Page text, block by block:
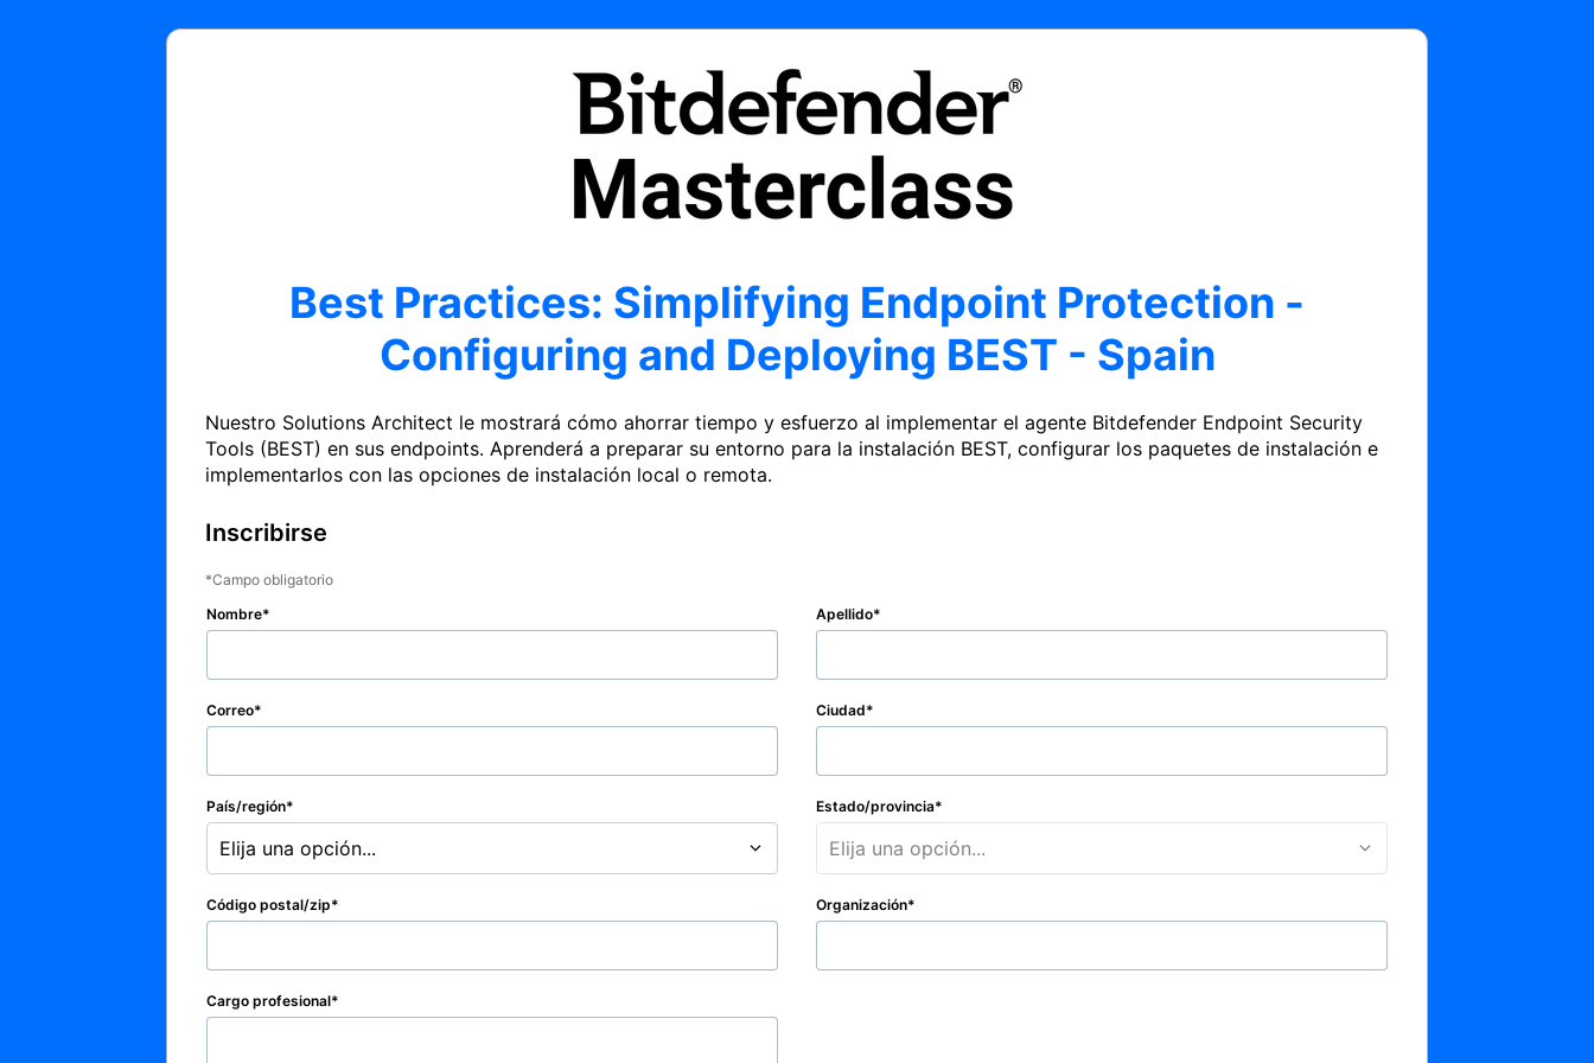
Best Practices: Simplifying Endpoint Protection -
Configuring and Deploying BEST - Spain
Nuestro Solutions Architect le mostrará cómo ahorrar tiempo y esfuerzo al implementar el agente Bitdefender Endpoint Security
Tools (BEST) en sus endpoints. Aprenderá a preparar su entorno para la instalación BEST, configurar los paquetes de instalación e
implementarlos con las opciones de instalación local o remota.
Inscribirse
Campo obligatorio
Nombre
Apellido
Correo Ciudad
País/región
Elija una opción...
Estado/provincia
Elija una opción...
Código postal/zip Organización
Cargo profesional